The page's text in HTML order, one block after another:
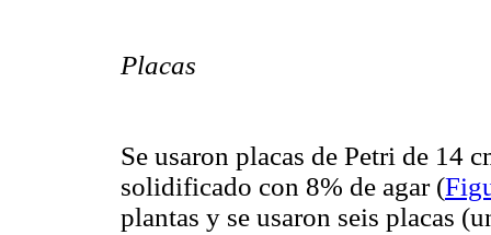
Placas
Se usaron placas de Petri de 14
solidificado con 8% de agar (
plantas y se usaron seis placas